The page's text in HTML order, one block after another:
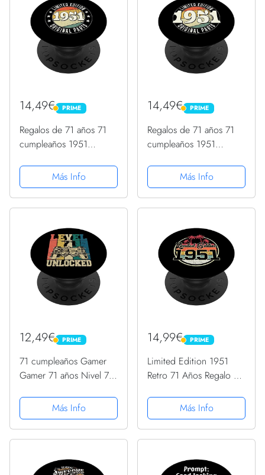
14,49€ PRIME
PRIME
Regalos de 71 años 71
cumpleaños 1951
PopSockets PopGrip
Intercambiable
Más Info
14,49€ PRIME
PRIME
Regalos de 71 años 71
cumpleaños 1951
PopSockets PopGrip
Intercambiable
Más Info
12,49€ PRIME
PRIME
71 cumpleaños Gamer
Gamer 71 años Nivel 71
PopSockets PopGrip
Intercambiable
Más Info
14,99€ PRIME
PRIME
Limited Edition 1951
Retro 71 Años Regalo 71
PopGrip Intercambiable
Más Info